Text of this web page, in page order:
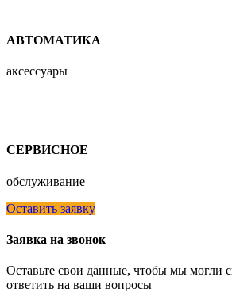
АВТОМАТИКА
аксессуары
СЕРВИСНОЕ
обслуживание
Оставить заявку
Заявка на звонок
Оставьте свои данные, чтобы мы могли
ответить на ваши вопросы